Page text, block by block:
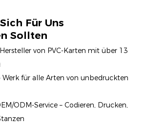
Für Uns
Sollten
von PVC-Karten mit über 13
Werk für alle Arten von unbedruckten
ODM-Service – Codieren, Drucken,